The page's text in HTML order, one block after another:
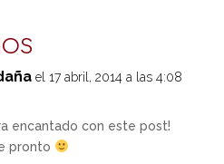
el 17 abril, 2014 a las 4:08
encantado con este post!
pronto